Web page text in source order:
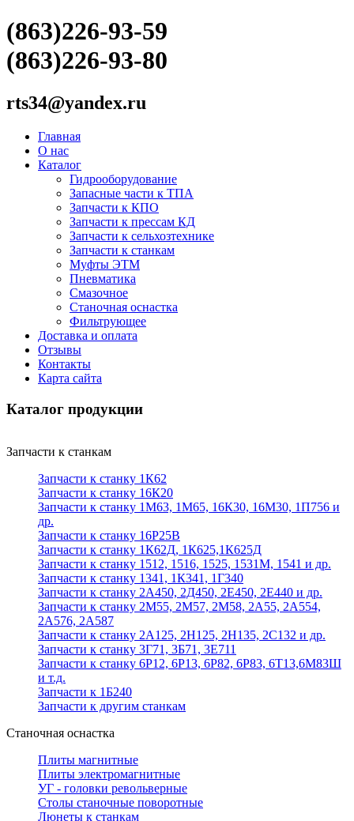
(863)226-93-59
(863)226-93-80
rts34@yandex.ru
Главная
О нас
Каталог
Гидрооборудование
Запасные части к ТПА
Запчасти к КПО
Запчасти к прессам КД
Запчасти к сельхозтехнике
Запчасти к станкам
Муфты ЭТМ
Пневматика
Смазочное
Станочная оснастка
Фильтрующее
Доставка и оплата
Отзывы
Контакты
Карта сайта
Каталог продукции
Запчасти к станкам
Запчасти к станку 1К62
Запчасти к станку 16К20
Запчасти к станку 1М63, 1М65, 16К30, 16М30, 1П756 и
др.
Запчасти к станку 16Р25В
Запчасти к станку 1К62Д, 1К625,1К625Д
Запчасти к станку 1512, 1516, 1525, 1531М, 1541 и др.
Запчасти к станку 1341, 1К341, 1Г340
Запчасти к станку 2А450, 2Д450, 2Е450, 2Е440 и др.
Запчасти к станку 2М55, 2М57, 2М58, 2А55, 2А554,
2А576, 2А587
Запчасти к станку 2А125, 2Н125, 2Н135, 2С132 и др.
Запчасти к станку 3Г71, 3Б71, 3Е711
Запчасти к станку 6Р12, 6Р13, 6Р82, 6Р83, 6Т13,6М83Ш
и т.д.
Запчасти к 1Б240
Запчасти к другим станкам
Станочная оснастка
Плиты магнитные
Плиты электромагнитные
УГ - головки револьверные
Столы станочные поворотные
Люнеты к станкам